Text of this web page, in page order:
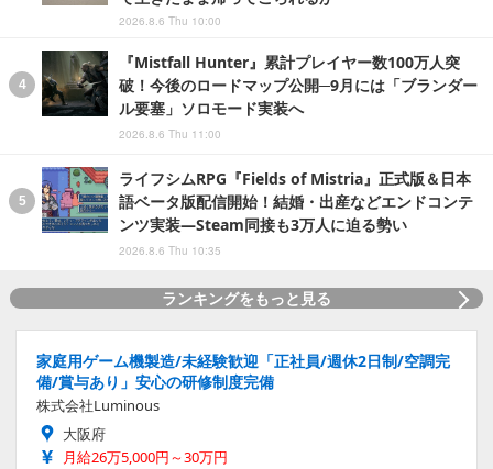
2026.8.6 Thu 10:00
『Mistfall Hunter』累計プレイヤー数100万人突
破！今後のロードマップ公開─9月には「ブランダー
ル要塞」ソロモード実装へ
2026.8.6 Thu 11:00
ライフシムRPG『Fields of Mistria』正式版＆日本
語ベータ版配信開始！結婚・出産などエンドコンテ
ンツ実装―Steam同接も3万人に迫る勢い
2026.8.6 Thu 10:35
ランキングをもっと見る
家庭用ゲーム機製造/未経験歓迎「正社員/週休2日制/空調完
備/賞与あり」安心の研修制度完備
株式会社Luminous
大阪府
月給26万5,000円～30万円